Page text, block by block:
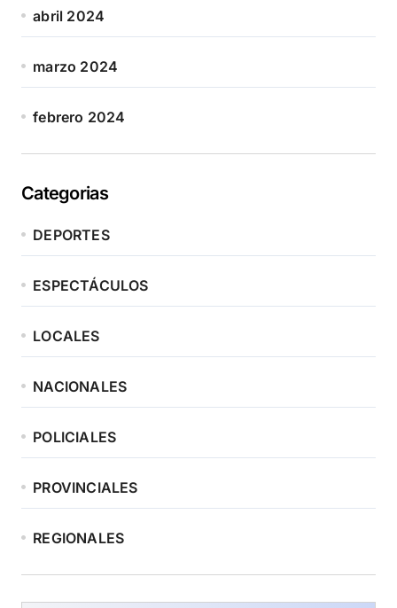
abril 2024
marzo 2024
febrero 2024
Categorias
DEPORTES
ESPECTÁCULOS
LOCALES
NACIONALES
POLICIALES
PROVINCIALES
REGIONALES